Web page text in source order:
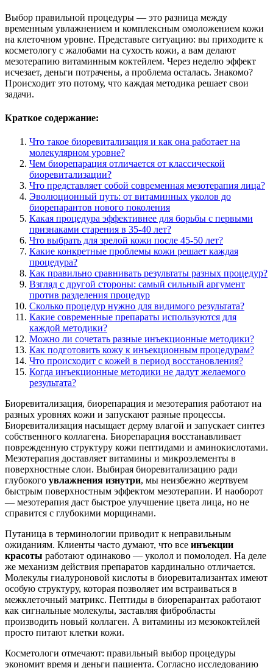
Выбор правильной процедуры — это разница между
временным увлажнением и комплексным омоложением кожи
на клеточном уровне. Представьте ситуацию: вы приходите к
косметологу с жалобами на сухость кожи, а вам делают
мезотерапию витаминным коктейлем. Через неделю эффект
исчезает, деньги потрачены, а проблема осталась. Знакомо?
Происходит это потому, что каждая методика решает свои
задачи.
Краткое содержание:
Что такое биоревитализация и как она работает на
молекулярном уровне?
Чем биорепарация отличается от классической
биоревитализации?
Что представляет собой современная мезотерапия лица?
Эволюционный путь: от витаминных уколов до
биорепарантов нового поколения
Какая процедура эффективнее для борьбы с первыми
признаками старения в 35-40 лет?
Что выбрать для зрелой кожи после 45-50 лет?
Какие конкретные проблемы кожи решает каждая
процедура?
Как правильно сравнивать результаты разных процедур?
Взгляд с другой стороны: самый сильный аргумент
против разделения процедур
Сколько процедур нужно для видимого результата?
Какие современные препараты используются для
каждой методики?
Можно ли сочетать разные инъекционные методики?
Как подготовить кожу к инъекционным процедурам?
Что происходит с кожей в период восстановления?
Когда инъекционные методики не дадут желаемого
результата?
Биоревитализация, биорепарация и мезотерапия работают на
разных уровнях кожи и запускают разные процессы.
Биоревитализация насыщает дерму влагой и запускает синтез
собственного коллагена. Биорепарация восстанавливает
поврежденную структуру кожи пептидами и аминокислотами.
Мезотерапия доставляет витамины и микроэлементы в
поверхностные слои. Выбирая биоревитализацию ради
глубокого увлажнения изнутри, мы неизбежно жертвуем
быстрым поверхностным эффектом мезотерапии. И наоборот
— мезотерапия даст быстрое улучшение цвета лица, но не
справится с глубокими морщинами.
Путаница в терминологии приводит к неправильным
ожиданиям. Клиенты часто думают, что все инъекции
красоты работают одинаково — уколол и помолодел. На деле
же механизм действия препаратов кардинально отличается.
Молекулы гиалуроновой кислоты в биоревитализантах имеют
особую структуру, которая позволяет им встраиваться в
межклеточный матрикс. Пептиды в биорепарантах работают
как сигнальные молекулы, заставляя фибробласты
производить новый коллаген. А витамины из мезококтейлей
просто питают клетки кожи.
Косметологи отмечают: правильный выбор процедуры
экономит время и деньги пациента. Согласно исследованию